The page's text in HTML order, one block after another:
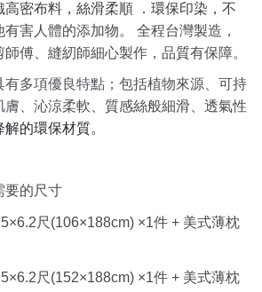
高密布料，絲滑柔順 ．環保印染，不
有害人體的添加物。
全程台灣製造，
傅、縫紉師細心製作，品質有保障。
多項優良特點；包括植物來源、可持
、 沁涼柔軟、質感絲般細滑、透氣性
的環保材質。
要的尺寸
尺 (106×188cm) ×1件 + 美式薄枕
5×6.2尺 (152×188cm) ×1件 + 美式薄枕